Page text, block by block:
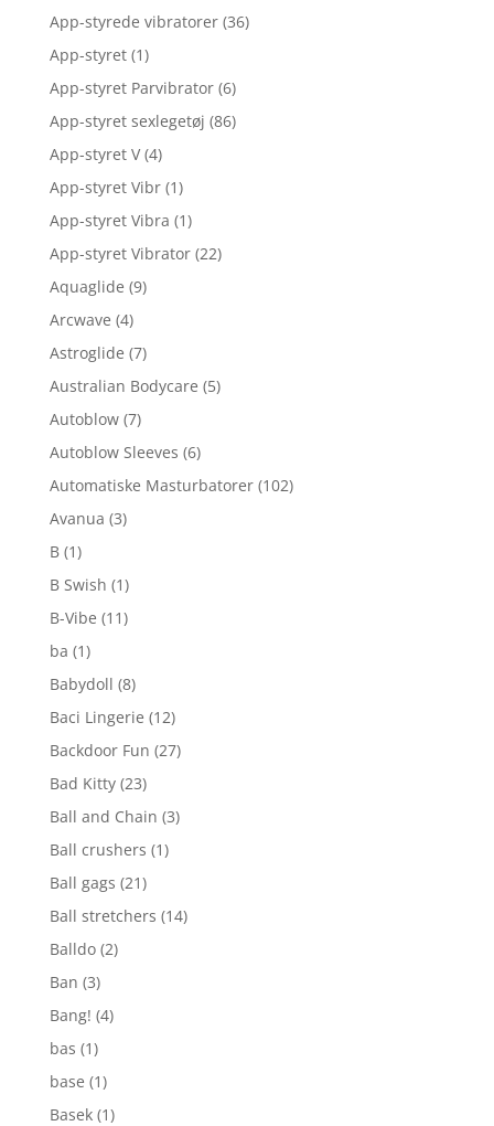
App-styrede vibratorer (36)
App-styret (1)
App-styret Parvibrator (6)
App-styret sexlegetøj (86)
App-styret V (4)
App-styret Vibr (1)
App-styret Vibra (1)
App-styret Vibrator (22)
Aquaglide (9)
Arcwave (4)
Astroglide (7)
Australian Bodycare (5)
Autoblow (7)
Autoblow Sleeves (6)
Automatiske Masturbatorer (102)
Avanua (3)
B (1)
B Swish (1)
B-Vibe (11)
ba (1)
Babydoll (8)
Baci Lingerie (12)
Backdoor Fun (27)
Bad Kitty (23)
Ball and Chain (3)
Ball crushers (1)
Ball gags (21)
Ball stretchers (14)
Balldo (2)
Ban (3)
Bang! (4)
bas (1)
base (1)
Basek (1)